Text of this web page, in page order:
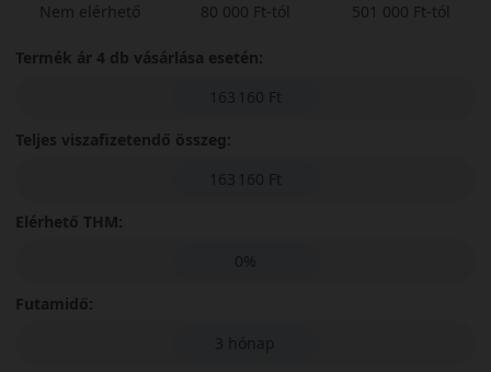
Nem elérhető
80 000 Ft-tól
501 000 Ft-tól
Termék ár 4 db vásárlása esetén:
163 160 Ft
Teljes viszafizetendő összeg:
163 160 Ft
Elérhető THM:
0%
Futamidő:
3 hónap